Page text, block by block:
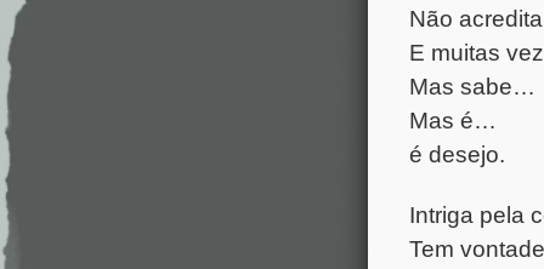
Não
E muitas
Mas sabe…
Mas é…
é desejo.
Intriga pela
Tem